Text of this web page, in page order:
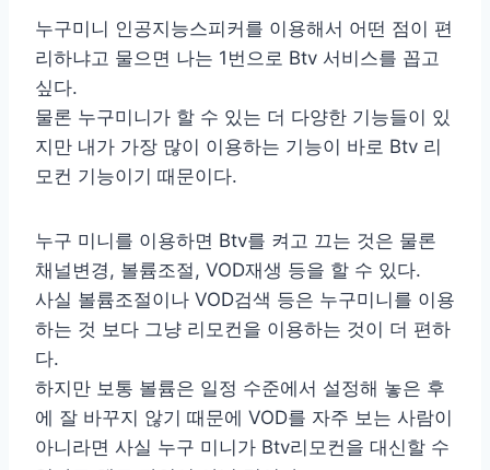
누구미니 인공지능스피커를 이용해서 어떤 점이 편
리하냐고 물으면 나는 1번으로 Btv 서비스를 꼽고
싶다.
물론 누구미니가 할 수 있는 더 다양한 기능들이 있
지만 내가 가장 많이 이용하는 기능이 바로 Btv 리
모컨 기능이기 때문이다.
누구 미니를 이용하면 Btv를 켜고 끄는 것은 물론
채널변경, 볼륨조절, VOD재생 등을 할 수 있다.
사실 볼륨조절이나 VOD검색 등은 누구미니를 이용
하는 것 보다 그냥 리모컨을 이용하는 것이 더 편하
다.
하지만 보통 볼륨은 일정 수준에서 설정해 놓은 후
에 잘 바꾸지 않기 때문에 VOD를 자주 보는 사람이
아니라면 사실 누구 미니가 Btv리모컨을 대신할 수